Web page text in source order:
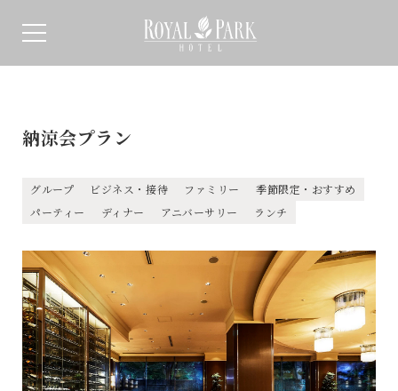
納涼会プラン
グループ ビジネス・接待 ファミリー
季節限定・おすすめ
パーティー
ディナー アニバーサリー ランチ